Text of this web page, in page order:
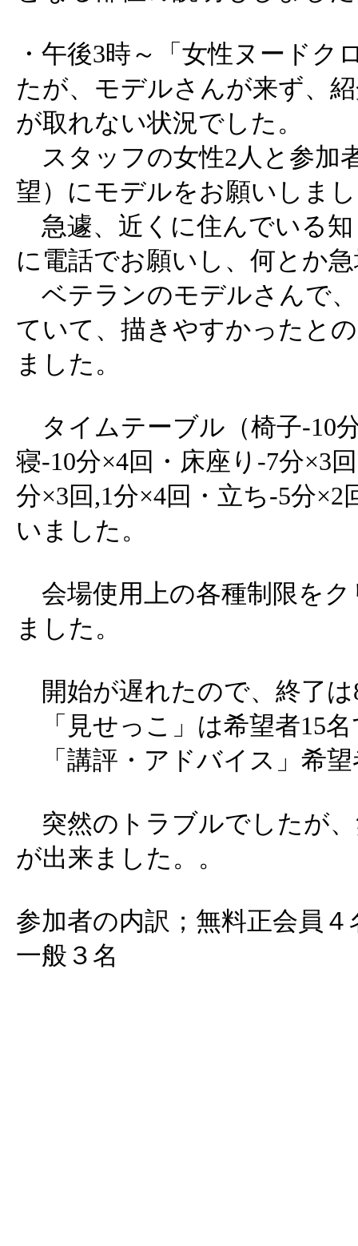
・午後3時～「女性ヌードク
たが、モデルさんが来ず、
が取れない状況でした。
スタッフの女性2人と参加
望）にモデルをお願いしま
急遽、近くに住んでいる
に電話でお願いし、何とか
ベテランのモデルさんで
ていて、描きやすかったと
ました。
タイムテーブル（椅子-10
寝-10分×4回・床座り-7分×3
分×3回,1分×4回・立ち-5分×2
いました。
会場使用上の各種制限を
ました。
開始が遅れたので、終了は
「見せっこ」は希望者15
「講評・アドバイス」希望
突然のトラブルでしたが
が出来ました。。
参加者の内訳；無料正会員
一般３名